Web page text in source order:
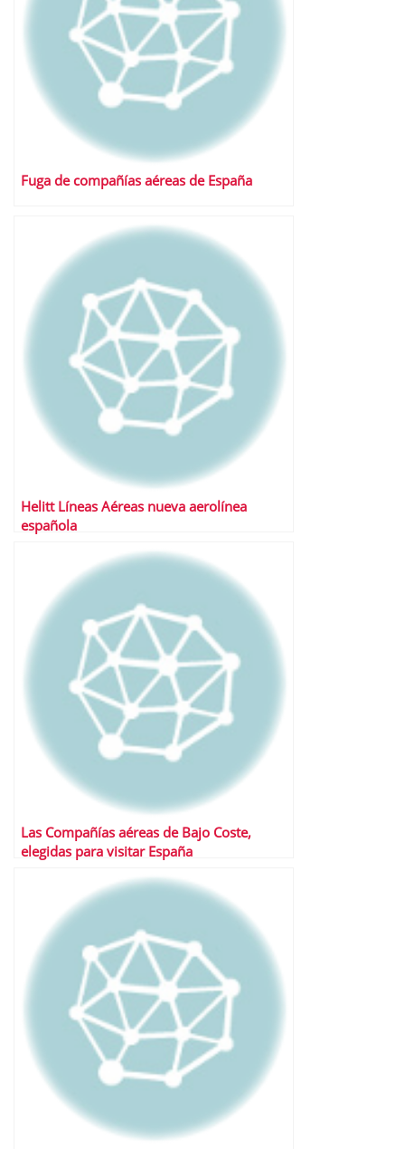
Fuga de compañías aéreas de España
Helitt Líneas Aéreas nueva aerolínea
española
Las Compañías aéreas de Bajo Coste,
elegidas para visitar España